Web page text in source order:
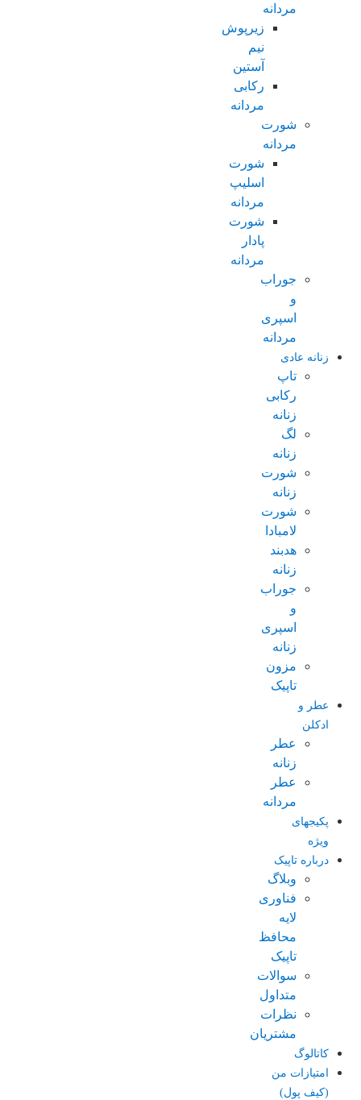
مردانه
زیرپوش
نیم
آستین
رکابی
مردانه
شورت
مردانه
شورت
اسلیپ
مردانه
شورت
پادار
مردانه
جوراب
و
اسپری
مردانه
زنانه عادی
تاپ
رکابی
زنانه
لگ
زنانه
شورت
زنانه
شورت
لامبادا
هدبند
زنانه
جوراب
و
اسپری
زنانه
مزون
تاپیک
عطر و
ادکلن
عطر
زنانه
عطر
مردانه
پکیجهای
ویژه
درباره تاپیک
وبلاگ
فناوری
لایه
محافظ
تاپیک
سوالات
متداول
نظرات
مشتریان
کاتالوگ
امتیازات من
(کیف پول)